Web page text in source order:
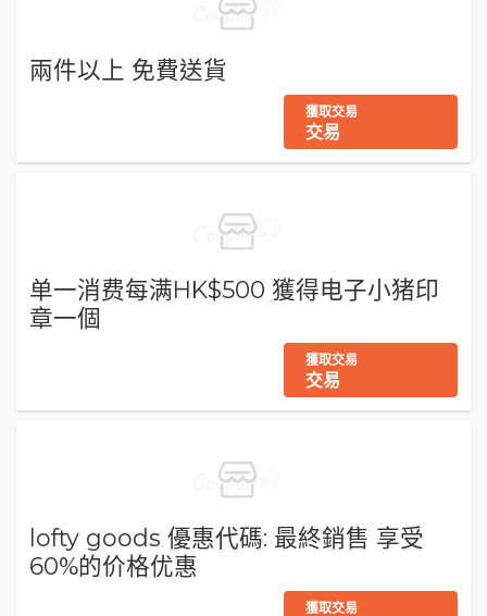
兩件以上 免費送貨
獲取交易
交易
单一消费每满HK$500 獲得电子小猪印
章一個
獲取交易
交易
lofty goods 優惠代碼: 最終銷售 享受
60%的价格优惠
獲取交易